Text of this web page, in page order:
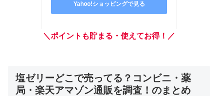
Yahoo!ショッピングで見る
＼ポイントも貯まる・使えてお得！／
塩ゼリーどこで売ってる？コンビニ・薬
局・楽天アマゾン通販を調査！のまとめ